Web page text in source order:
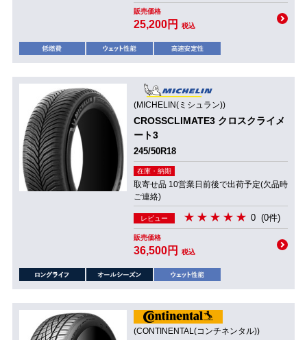
販売価格
25,200円 税込
(MICHELIN(ミシュラン))
CROSSCLIMATE3 クロスクライメ
ート3
245/50R18
在庫・納期
取寄せ品 10営業日前後で出荷予定(欠品時
ご連絡)
レビュー 0 (0件)
販売価格
36,500円 税込
(CONTINENTAL(コンチネンタル))